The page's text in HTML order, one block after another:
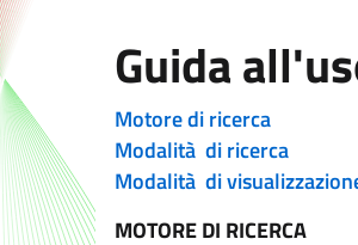
Guida
Motore di ricerca
Modalità di ricerca
Modalità di
MOTORE DI RICERCA